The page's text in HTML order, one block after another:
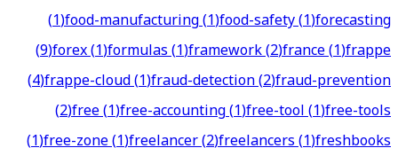
(1)food-manufacturing(1)food-safety(1)forecasting
(9)forex(1)formulas(1)framework(2)france(1)frappe
(4)frappe-cloud(1)fraud-detection(2)fraud-prevention
(2)free(1)free-accounting(1)free-tool(1)free-tools
(1)free-zone(1)freelancer(2)freelancers(1)freshbooks